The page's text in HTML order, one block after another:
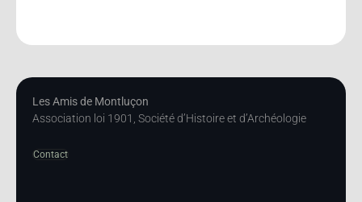
Les Amis de Montluçon
Association loi 1901, Société d’Histoire et d’Archéologie
Contact